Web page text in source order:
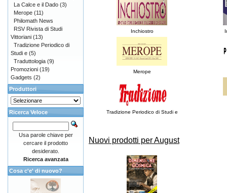
Inchiostro
Merope
Tradizione Periodico di Studi e
Nuovi prodotti per August
La Calce e il Dado (3)
Merope (11)
Philomath News
RSV Rivista di Studi
Vittoriani (13)
Tradizione Periodico di
Studi e (5)
Traduttologia (9)
Promozioni (19)
Gadgets (2)
Produttori
Ricerca Veloce
Usa parole chiave per
cercare il prodotto
desiderato.
Ricerca avanzata
Cosa c'e' di nuovo?